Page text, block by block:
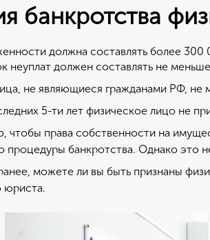
В чем
Банкротство
подразумевает
Подавая
возможны
Полное списание
доходы равны
В любом случае
Как подать на
лицу?
Для признания банкротства физ.
ссылка на образец).
Заявление можно подать, как
подобными ситуациями.
В заявлении необходимо указать
есть то, почему вы не в состоянии
номера договоров, которые были
документы, подтверждающие
форме 2НДФЛ.
банкротства
должна составлять более 300
неуплат должен составлять не
не являющиеся гражданами РФ, не
5-ти лет физическое лицо не
чтобы права собственности на
процедуры банкротства. Однако это
можете ли вы быть признаны
юриста.